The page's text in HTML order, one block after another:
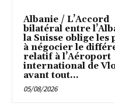
Albanie / L’Accord
bilatéral entre
la Suisse oblige les
à négocier le
relatif à l’Aéroport
international de
avant tout...
05/08/2026